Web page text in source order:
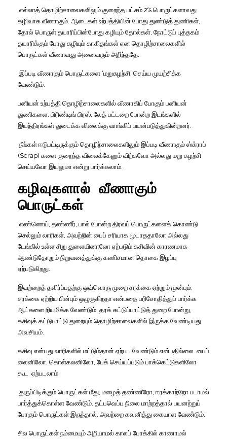
எல்லாத் தொழிற்சாலைகளிலும் குறைந்த பட்சம் 2% பொருட்களாவது
கழிவாக வீணாகும் ஆடைகள் உற்பத்தியின் போது துண்டுத் துணிகள்
தோல் பொருள் தயாரிப்பின்போது கழியும் தோல்கள் நோட்டுப் புத்தகம்
தயாரிக்கும் போது கழியும் காகிதங்கள் என தொழிற்சாலைகளில்
பொருட்கள் வீணாவது அனைவரும் அறிந்ததே
இப்படி வீணாகும் பொருட்களை ‘மறுசுழற்சி’ செய்ய முயற்சிக்க
வேண்டும்
பனியன் உற்பத்தி தொழிற்சாலைகளில் வீணாகிப் போகும் பனியன்
துணிகளை பிரிண்டிங் பிரஸ் லேத் பட்டறை போன்ற இடங்களில்
இயந்திரங்கள் துடைக்க விலைக்கு வாங்கிப் பயன்படுத்துகின்றனர்
நீங்கள் ஈடுபட்டிருக்கும் தொழிற்சாலைகளிலும் இப்படி வீணாகும் ஸ்க்ராப்
(Scrap) களை குறைந்த விலைக்கேனும் விற்கவோ அல்லது மறு சுழற்சி
செய்யவோ இயலுமா என்று பார்க்கலாம்
கழிவுகளால் வீணாகும்
பொருட்கள்
எண்ணெய் தண்ணீர் பால் போன்ற திரவப் பொருட்களைக் கொண்டு
செல்லும் லாரிகள் அவற்றின் பைப் சரியாக மூடாததாலோ அல்லது
டேங்கில் உள்ள சிறு துளையினாலோ ஏற்படும் கசிவின் காரணமாக
ஆண்டுதோறும் நிறுவனத்துக்கு கணிசமான தொகை இழப்பு
ஏற்படுகிறது
இவற்றைத் தவிர்ப்பதற்கு ஒவ்வொரு முறை சரக்கை ஏற்றும் முன்பும்
சரக்கை ஏற்றிய பின்பும் ஒழுகுகிறதா என்பதை பரிசோதித்துப் பார்க்க
ஆட்களை நியமிக்க வேண்டும் தரக் கட்டுப்பாட்டுத் துறை போன்று
கசிவுக் கட்டுபாட்டு துறையும் தொழிற்சாலைகளில் இருக்க வேண்டியது
அவசியம்
கசிவு என்பது லாரிகளில் மட்டும்தான் ஏற்பட வேண்டும் என்பதில்லை பைப்
லைனிலோ கொள்கலனிலோ பேக் செய்யப்படும் பாக்கெட்டுகளிலோ
கூட
ஏற்படலாம்
துருப்பிடிக்கும் பொருட்கள் மீது மழைத் தண்ணீரோ ஈரக்காற்றோ படாமல்
பார்த்துக்கொள்ள வேண்டும் தட்பவெப்ப நிலை மாற்றத்தால் பயனற்றுப்
போகும் பொருட்கள் இருந்தால் அவற்றை கவனித்து கையாள வேண்டும்
சில பொருட்கள் நம்மையும் அறியாமல் காலப் போக்கில் காணாமல்